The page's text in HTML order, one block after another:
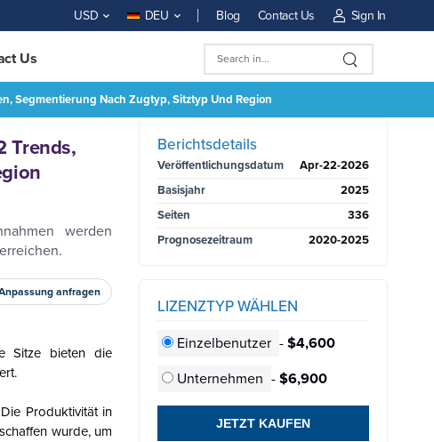
USD DEU Blog Contact Us Sign In
Us
Segmentierung Nach Zugtyp, Sitztyp Und Region
Trends,
werden
anfragen
JETZT KAUFEN
Sitze bieten die
Produktivität in
wurde, um
Berichtsdetails
Veröffentlichungsdatum
Apr-22-2026
Basisjahr
2025
Seiten
336
Prognosezeitraum
2020-2025
LIZENZTYP WÄHLEN
Einzelbenutzer - $4,600
Unternehmen - $6,900
JETZT KAUFEN